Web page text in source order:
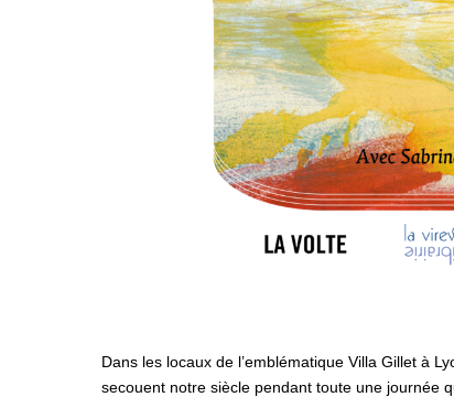
Dans les locaux de l’emblématique Villa Gillet à
secouent notre siècle pendant toute une journée